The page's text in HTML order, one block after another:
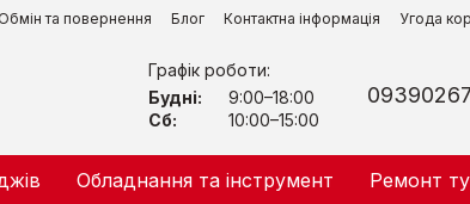
Обмін та повернення Блог Контактна інформація Угода
Графік роботи:
Будні:
9:00–18:00
Сб:
10:00–15:00
Обладнання та інструмент Ремонт